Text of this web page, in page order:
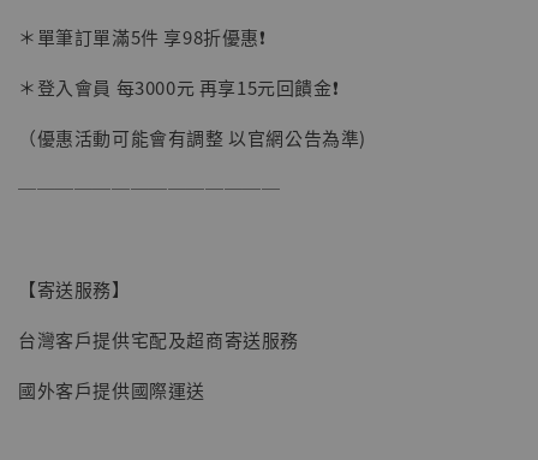
＊單筆訂單滿5件 享98折優惠❗️
＊登入會員 每3000元 再享15元回饋金❗️
（優惠活動可能會有調整 以官網公告為準)
──────────────
【寄送服務】
台灣客戶提供宅配及超商寄送服務
國外客戶提供國際運送